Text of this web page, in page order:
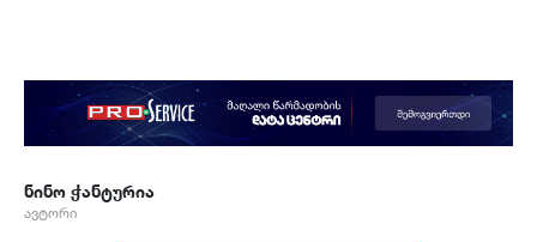
ნინო ჭანტურია
ავტორი